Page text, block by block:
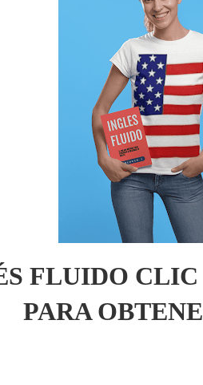
FLUIDO
PARA